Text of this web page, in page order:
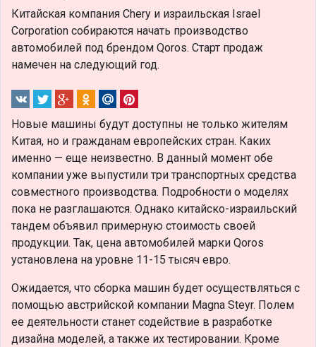
Китайская компания Chery и израильская Israel
Corporation собираются начать производство
автомобилей под брендом Qoros. Старт продаж
намечен на следующий год.
Новые машины будут доступны не только жителям
Китая, но и гражданам европейских стран. Каких
именно — еще неизвестно. В данный момент обе
компании уже выпустили три транспортных средства
совместного производства. Подробности о моделях
пока не разглашаются. Однако китайско-израильский
тандем объявил примерную стоимость своей
продукции. Так, цена автомобилей марки Qoros
установлена на уровне 11-15 тысяч евро.
Ожидается, что сборка машин будет осуществляться с
помощью австрийской компании Magna Steyr. Полем
ее деятельности станет содействие в разработке
дизайна моделей, а также их тестировании. Кроме